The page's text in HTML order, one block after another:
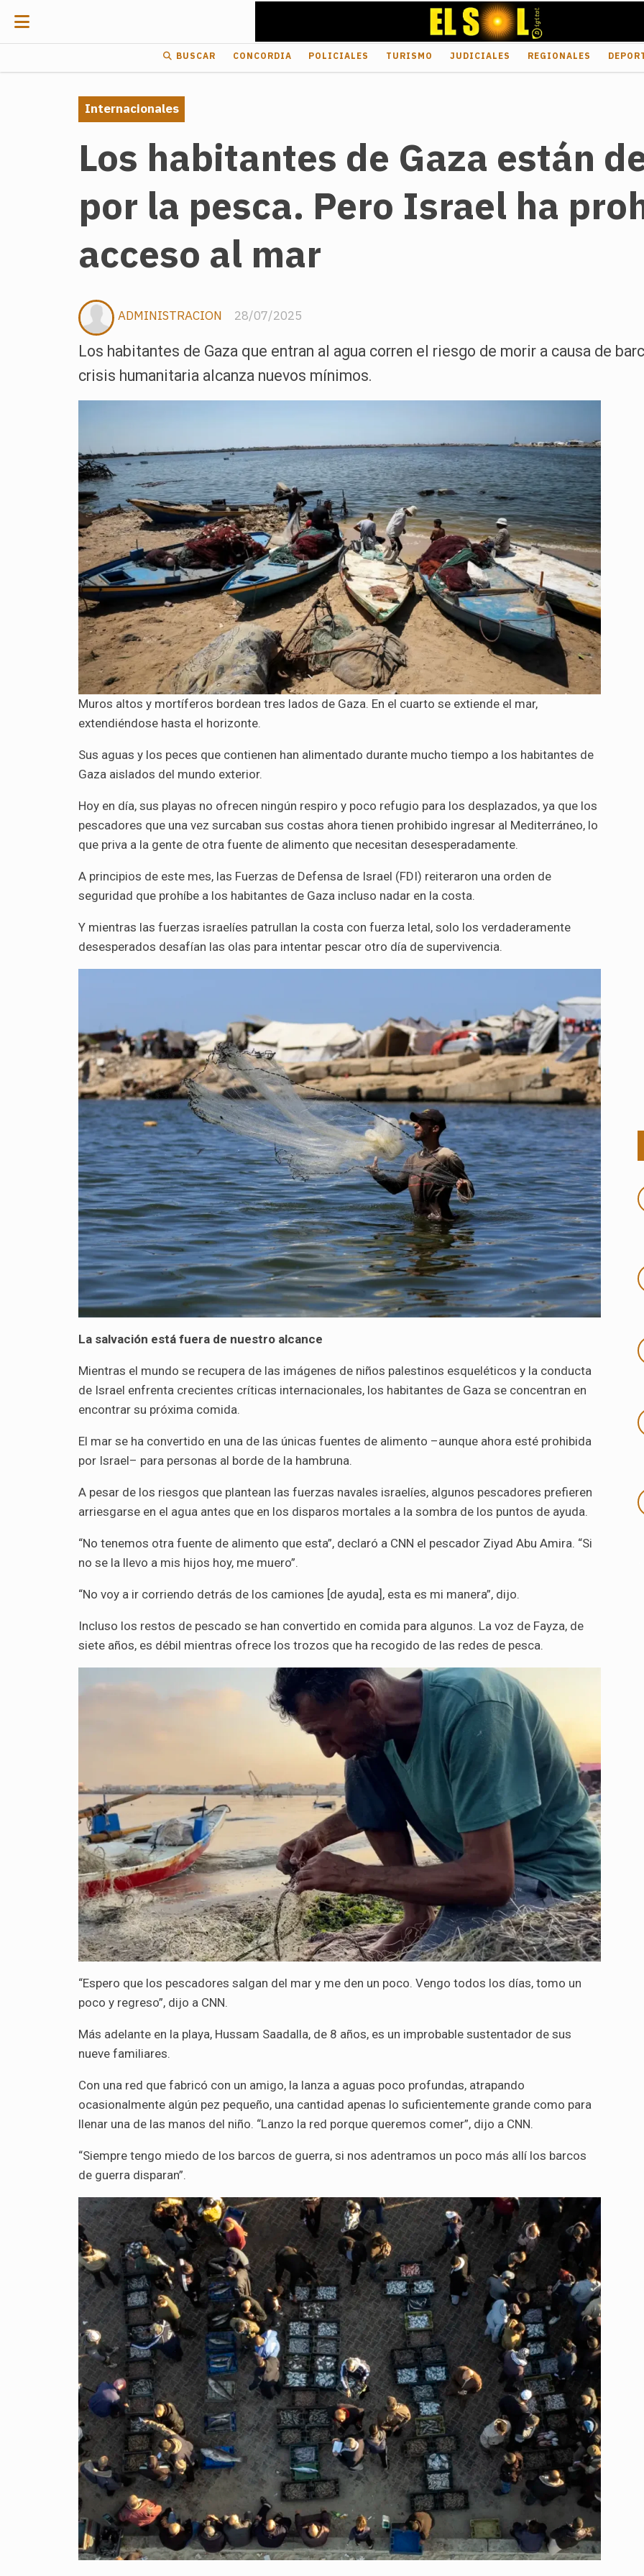
BUSCAR CONCORDIA POLICIALES TURISMO JUDICIALES REGIONALES
Los habitantes de Gaza están
por la pesca. Pero Israel ha
acceso al mar
Los habitantes de Gaza que entran al agua corren el riesgo de morir a causa de
crisis humanitaria alcanza nuevos mínimos.
Internacionales
28/07/2025
ADMINISTRACION
Muros altos y mortíferos bordean tres lados de Gaza. En el cuarto se extiende el mar,
extendiéndose hasta el horizonte.
Sus aguas y los peces que contienen han alimentado durante mucho tiempo a los habitantes de
Gaza aislados del mundo exterior.
Hoy en día, sus playas no ofrecen ningún respiro y poco refugio para los desplazados, ya que los
pescadores que una vez surcaban sus costas ahora tienen prohibido ingresar al Mediterráneo, lo
que priva a la gente de otra fuente de alimento que necesitan desesperadamente.
A principios de este mes, las Fuerzas de Defensa de Israel (FDI) reiteraron una orden de
seguridad que prohíbe a los habitantes de Gaza incluso nadar en la costa.
Y mientras las fuerzas israelíes patrullan la costa con fuerza letal, solo los verdaderamente
desesperados desafían las olas para intentar pescar otro día de supervivencia.
La salvación está fuera de nuestro alcance
Mientras el mundo se recupera de las imágenes de niños palestinos esqueléticos y la conducta
de Israel enfrenta crecientes críticas internacionales, los habitantes de Gaza se concentran en
encontrar su próxima comida.
El mar se ha convertido en una de las únicas fuentes de alimento –aunque ahora esté prohibida
por Israel– para personas al borde de la hambruna.
A pesar de los riesgos que plantean las fuerzas navales israelíes, algunos pescadores prefieren
arriesgarse en el agua antes que en los disparos mortales a la sombra de los puntos de ayuda.
“No tenemos otra fuente de alimento que esta”, declaró a CNN el pescador Ziyad Abu Amira. “Si
no se la llevo a mis hijos hoy, me muero”.
“No voy a ir corriendo detrás de los camiones [de ayuda], esta es mi manera”, dijo.
Incluso los restos de pescado se han convertido en comida para algunos. La voz de Fayza, de
siete años, es débil mientras ofrece los trozos que ha recogido de las redes de pesca.
“Espero que los pescadores salgan del mar y me den un poco. Vengo todos los días, tomo un
poco y regreso”, dijo a CNN.
Más adelante en la playa, Hussam Saadalla, de 8 años, es un improbable sustentador de sus
nueve familiares.
Con una red que fabricó con un amigo, la lanza a aguas poco profundas, atrapando
ocasionalmente algún pez pequeño, una cantidad apenas lo suficientemente grande como para
llenar una de las manos del niño. “Lanzo la red porque queremos comer”, dijo a CNN.
“Siempre tengo miedo de los barcos de guerra, si nos adentramos un poco más allí los barcos
de guerra disparan”.